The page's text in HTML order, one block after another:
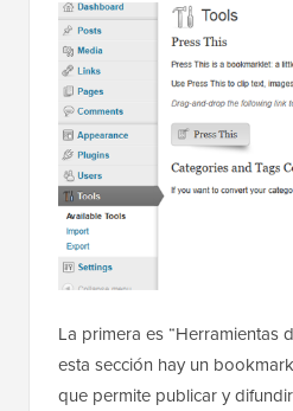
La primera es “Herramientas
esta sección hay un
que permite publicar y